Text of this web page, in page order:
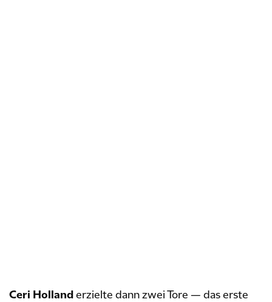
Ceri Holland erzielte dann zwei Tore — das erste